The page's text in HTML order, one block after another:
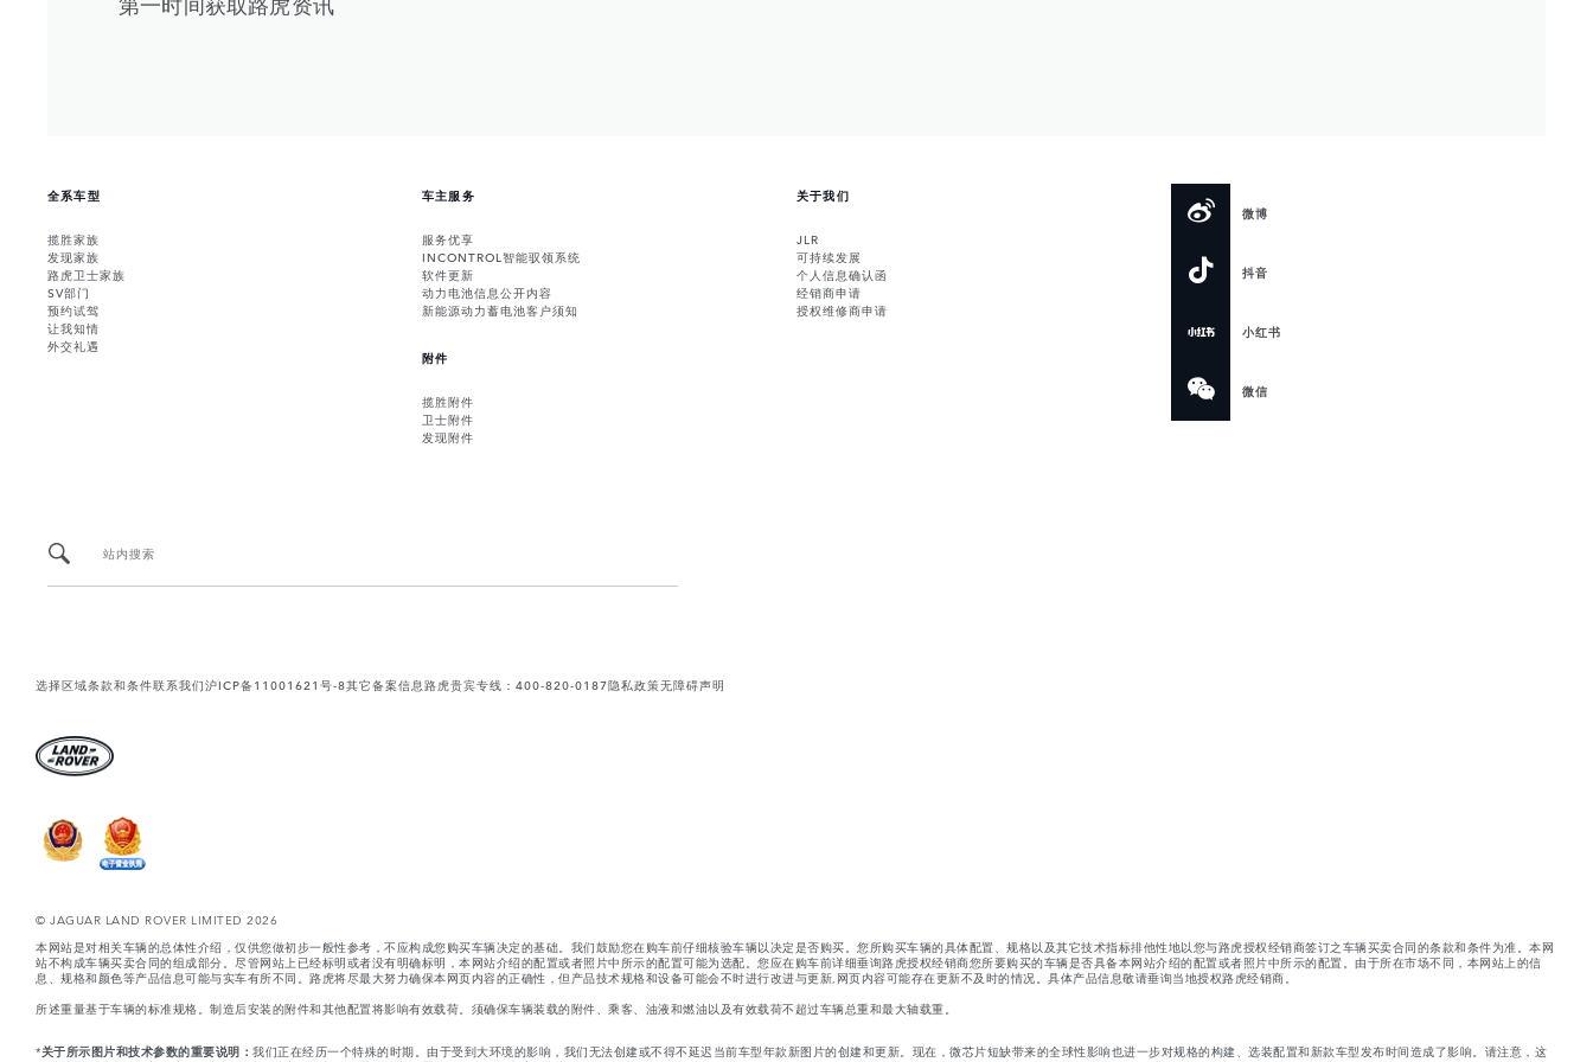
全系车型
揽胜家族
发现家族
路虎卫士家族
SV部门
预约试驾
让我知情
外交礼遇
车主服务
服务优享
INCONTROL智能驭领系统
软件更新
动力电池信息公开内容
新能源动力蓄电池客户须知
附件
揽胜附件
卫士附件
发现附件
关于我们
JLR
可持续发展
个人信息确认函
经销商申请
授权维修商申请
微博
抖音
小红书
微信
站内搜索
选择区域条款和条件联系我们沪ICP备11001621号-8其它备案信息路虎贵宾专线：400-820-0187隐私政策无障碍声明
© JAGUAR LAND ROVER LIMITED 2026
本网站是对相关车辆的总体性介绍，仅供您做初步一般性参考，不应构成您购买车辆决定的基础。我们鼓励您在购车前仔细核验车辆以决定是否购买。您所购买车辆的具体配置、规格以及其它技术指标排他性地以您与路虎授权经销商签订之车辆买卖合同的条款和条件为准。本网
站不构成车辆买卖合同的组成部分。尽管网站上已经标明或者没有明确标明，本网站介绍的配置或者照片中所示的配置可能为选配。您应在购车前详细垂询路虎授权经销商您所要购买的车辆是否具备本网站介绍的配置或者照片中所示的配置。由于所在市场不同，本网站上的信
息、规格和颜色等产品信息可能与实车有所不同。路虎将尽最大努力确保本网页内容的正确性，但产品技术规格和设备可能会不时进行改进与更新,网页内容可能存在更新不及时的情况。具体产品信息敬请垂询当地授权路虎经销商。
所述重量基于车辆的标准规格。制造后安装的附件和其他配置将影响有效载荷。须确保车辆装载的附件、乘客、油液和燃油以及有效载荷不超过车辆总重和最大轴载重。
*关于所示图片和技术参数的重要说明： 我们正在经历一个特殊的时期。由于受到大环境的影响，我们无法创建或不得不延迟当前车型年款新图片的创建和更新。现在，微芯片短缺带来的全球性影响也进一步对规格的构建、选装配置和新款车型发布时间造成了影响。请注意，这